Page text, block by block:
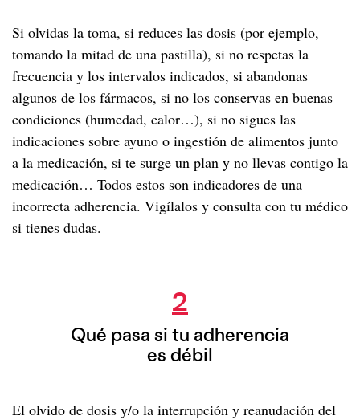
Si olvidas la toma, si reduces las dosis (por ejemplo,
tomando la mitad de una pastilla), si no respetas la
frecuencia y los intervalos indicados, si abandonas
algunos de los fármacos, si no los conservas en buenas
condiciones (humedad, calor…), si no sigues las
indicaciones sobre ayuno o ingestión de alimentos junto
a la medicación, si te surge un plan y no llevas contigo la
medicación… Todos estos son indicadores de una
incorrecta adherencia. Vigílalos y consulta con tu médico
si tienes dudas.
2
Qué pasa si tu adherencia
es débil
El olvido de dosis y/o la interrupción y reanudación del